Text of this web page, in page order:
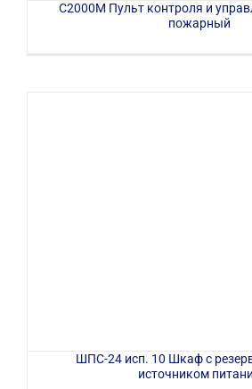
С2000М Пульт контроля и
пожарный
ШПС-24 исп. 10 Шкаф с
источником